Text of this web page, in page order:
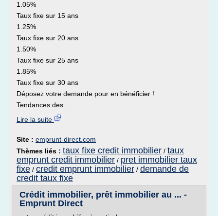
1.05%
Taux fixe sur 15 ans
1.25%
Taux fixe sur 20 ans
1.50%
Taux fixe sur 25 ans
1.85%
Taux fixe sur 30 ans
Déposez votre demande pour en bénéficier !
Tendances des...
Lire la suite
Site : emprunt-direct.com
Thèmes liés : taux fixe credit immobilier / taux
emprunt credit immobilier / pret immobilier taux
fixe / credit emprunt immobilier / demande de
credit taux fixe
Crédit immobilier, prêt immobilier au ... -
Emprunt Direct